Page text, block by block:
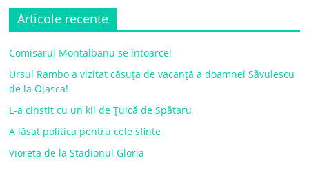
Articole recente
Comisarul Montalbanu se întoarce!
Ursul Rambo a vizitat căsuța de vacanță a doamnei Săvulescu
de la Ojasca!
L-a cinstit cu un kil de Țuică de Spătaru
A lăsat politica pentru cele sfinte
Vioreta de la Stadionul Gloria